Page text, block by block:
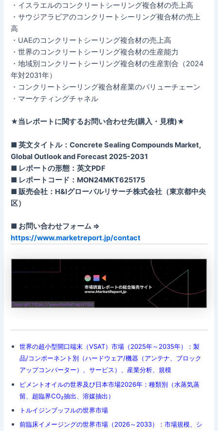
・イスラエルのコンクリートシーリング複合材の売上高
・サウジアラビアのコンクリートシーリング複合材の売上
高
・UAEのコンクリートシーリング複合材の売上高
・世界のコンクリートシーリング複合材の生産能力
・地域別コンクリートシーリング複合材の生産割合（2024
年対2031年）
・コンクリートシーリング複合材産業のバリューチェーン
・マーケティングチャネル
★当レポートに関するお問い合わせ先(購入・見積)★
■ 英文タイトル：Concrete Sealing Compounds Market,
Global Outlook and Forecast 2025-2031
■ レポートの形態：英文PDF
■ レポートコード：MON24MKT625175
■ 販売会社：H&Iグローバルリサーチ株式会社（東京都中央
区）
■ お問い合わせフォーム ⇒
https://www.marketreport.jp/contact
世界の超小型開口端末（VSAT）市場（2025年～2035年）：製
品/コンポーネント別（ハードウェア/機器（アンテナ、ブロック
アップコンバーター）、サービス）、産業分析、規模
ピメントオイルの世界及び日本市場2026年：種類別（水蒸気蒸
留、超臨界CO₂抽出、溶媒抽出）
トルイジンブッフルの世界市場
前臨床イメージングの世界市場（2026～2033）：市場規模、シ